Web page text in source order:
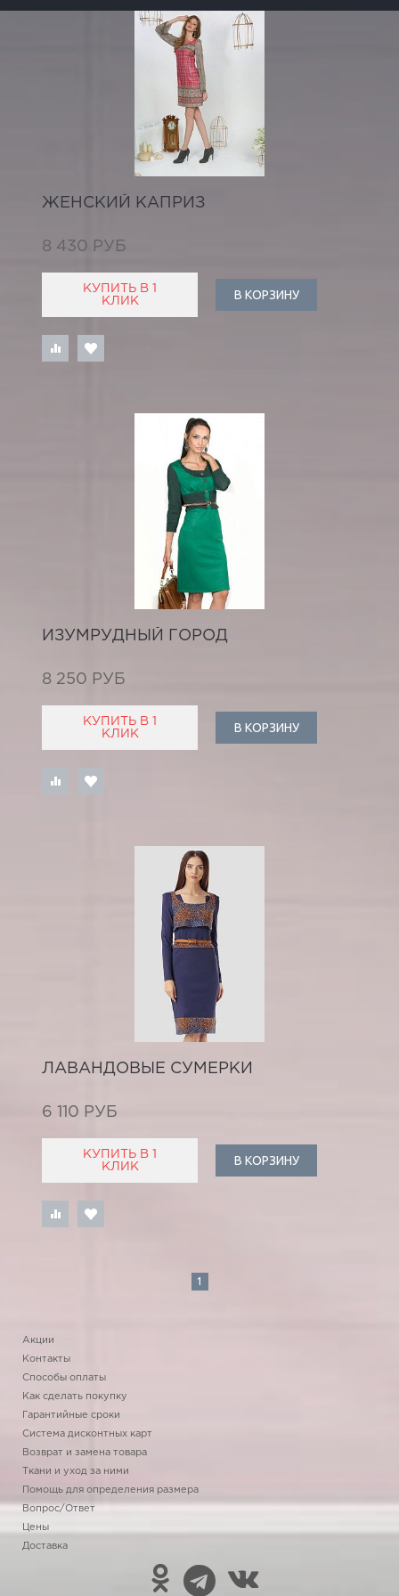
ЖЕНСКИЙ КАПРИЗ
8 430 РУБ
КУПИТЬ В 1
КЛИК
В КОРЗИНУ
ИЗУМРУДНЫЙ ГОРОД
8 250 РУБ
КУПИТЬ В 1
КЛИК
В КОРЗИНУ
ЛАВАНДОВЫЕ СУМЕРКИ
6 110 РУБ
КУПИТЬ В 1
КЛИК
В КОРЗИНУ
1
Акции
Контакты
Способы оплаты
Как сделать покупку
Гарантийные сроки
Система дисконтных карт
Возврат и замена товара
Ткани и уход за ними
Помощь для определения размера
Вопрос/Ответ
Цены
Доставка